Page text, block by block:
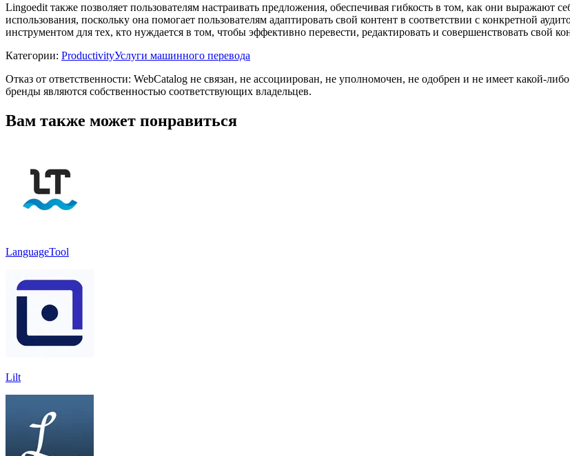
Lingoedit также позволяет пользователям настраивать предложения, обеспечивая гибкость в том, как они выражают
использования, поскольку она помогает пользователям адаптировать свой контент в соответствии с конкретной
инструментом для тех, кто нуждается в том, чтобы эффективно перевести, редактировать и совершенствовать свой
Категории: ProductivityУслуги машинного перевода
Отказ от ответственности: WebCatalog не связан, не ассоциирован, не уполномочен, не одобрен и не имеет какой-
бренды являются собственностью соответствующих владельцев.
Вам также может понравиться
LanguageTool
Lilt